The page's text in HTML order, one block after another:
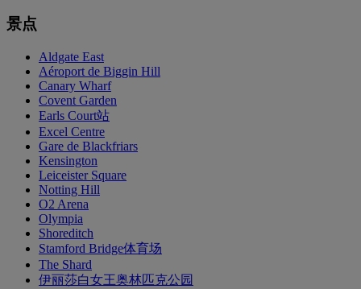
景点
Aldgate East
Aéroport de Biggin Hill
Canary Wharf
Covent Garden
Earls Court站
Excel Centre
Gare de Blackfriars
Kensington
Leiceister Square
Notting Hill
O2 Arena
Olympia
Shoreditch
Stamford Bridge体育场
The Shard
伊丽莎白女王奥林匹克公园